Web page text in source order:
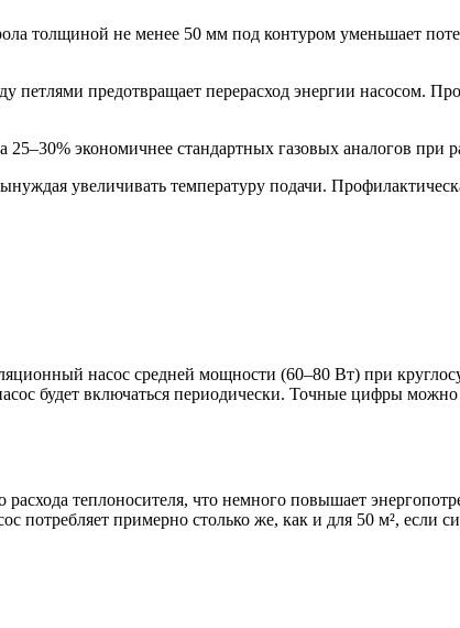
толщиной не менее 50 мм под контуром уменьшает
петлями предотвращает перерасход энергии насосом.
25–30% экономичнее стандартных газовых аналогов при
увеличивать температуру подачи.
насос средней мощности (60–80 Вт) при
будет включаться периодически. Точные цифры
теплоносителя, что немного повышает
потребляет примерно столько же, как и для 50 м², если